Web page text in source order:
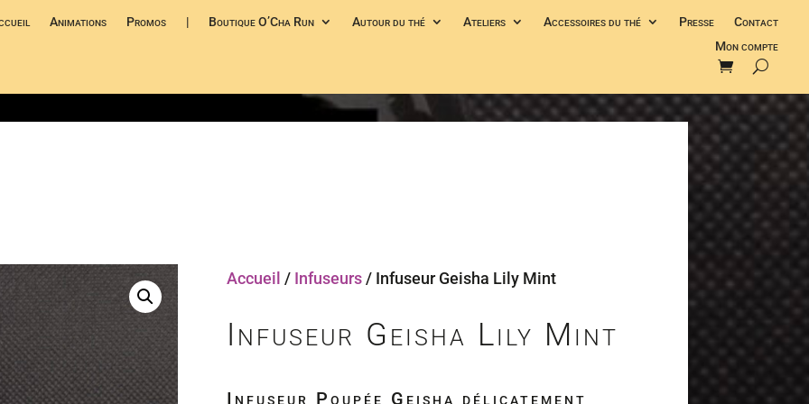
Animations Promos | Boutique O’Cha Run Autour du thé Ateliers Accessoires du thé Presse
Contact
Mon compte
Accueil / Infuseurs/ Infuseur Geisha Lily Mint
Infuseur Geisha Lily Mint
Infuseur Poupée Geisha délicatement